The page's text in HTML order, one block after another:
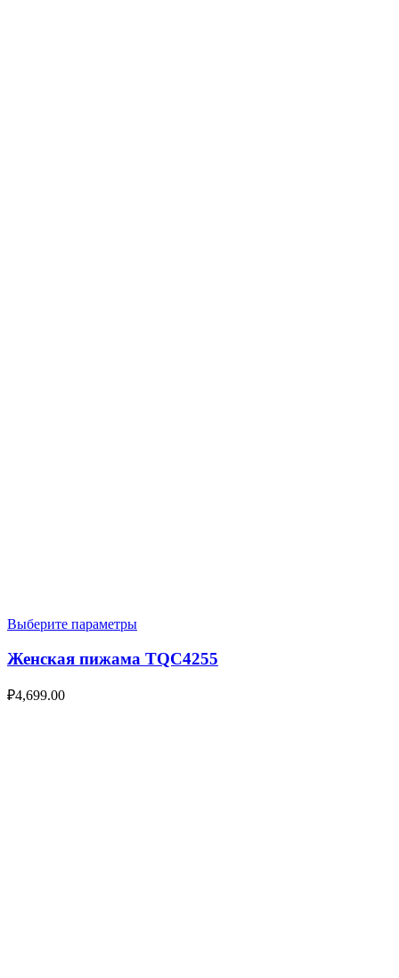
Выберите параметры
Женская пижама TQC4255
₽4,699.00